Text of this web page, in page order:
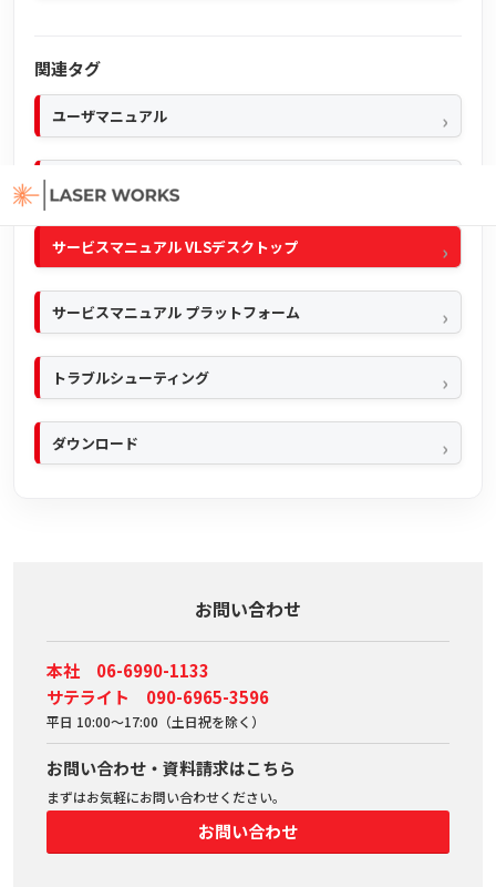
関連タグ
ユーザマニュアル
サービスマニュアル VLSデスクトップ
サービスマニュアル プラットフォーム
トラブルシューティング
ダウンロード
お問い合わせ
本社 06-6990-1133
サテライト 090-6965-3596
平日 10:00～17:00（土日祝を除く）
お問い合わせ・資料請求はこちら
まずはお気軽にお問い合わせください。
お問い合わせ